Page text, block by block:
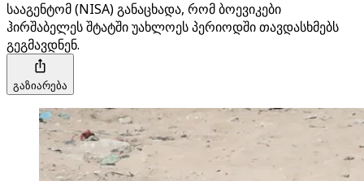
სააგენტომ (NISA) განაცხადა, რომ ბოევიკები
ჰირშაბელეს შტატში უახლოეს პერიოდში თავდასხმებს
გეგმავდნენ.
გაზიარება